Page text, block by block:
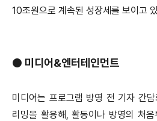
10조원으로 계속된 성장세를 보이고
● 미디어&엔터테인먼트
미디어는 프로그램 방영 전 기자 간
리밍을 활용해, 활동이나 방영의 처